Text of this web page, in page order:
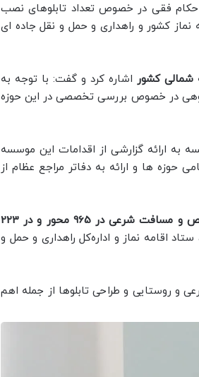
فقی در خصوص تعداد تابلوهای نصب
کشور و راهداری و حمل و نقل جاده ای
شمالی کشور اشاره کرد و گفت: با توجه به
در خصوص بررسی تخصصی در این حوزه
ارائه گزارشی از اقدامات این موسسه
ها و ارائه به دفاتر مراجع عظام از
جانمایی نقاط حد ترخص و مسافت شرعی در 965 محور و در 223
اقامه نماز و اداره‌کل راهداری و حمل و
و روستایی و طراحی تابلوها از جمله اهم